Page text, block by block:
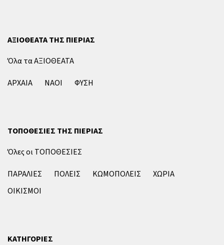
ΑΞΙΟΘΕΑΤΑ ΤΗΣ ΠΙΕΡΙΑΣ
Όλα τα ΑΞΙΟΘΕΑΤΑ
ΑΡΧΑΙΑ
ΝΑΟΙ ΦΥΣΗ
ΤΟΠΟΘΕΣΙΕΣ ΤΗΣ ΠΙΕΡΙΑΣ
Όλες οι ΤΟΠΟΘΕΣΙΕΣ
ΠΑΡΑΛΙΕΣ
ΠΟΛΕΙΣ ΚΩΜΟΠΟΛΕΙΣ
ΧΩΡΙΑ
ΟΙΚΙΣΜΟΙ
ΚΑΤΗΓΟΡΙΕΣ